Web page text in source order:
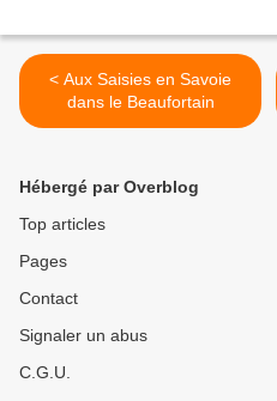
< Aux Saisies en Savoie
dans le Beaufortain
Hébergé par Overblog
Top articles
Pages
Contact
Signaler un abus
C.G.U.